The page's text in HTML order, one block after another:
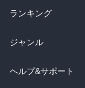
雑誌・グラビア
BL・TL
ラノベ
雑誌・グラビア
BL・TL
総合
ラノベ
雑誌・グラビア
ランキング
総合
ラノベ
ジャンル
コミック
ヘルプ&サポート